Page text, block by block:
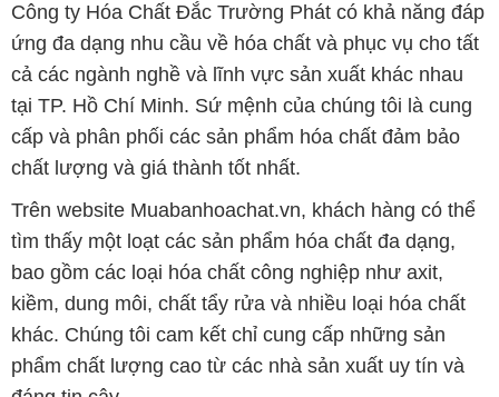
phẩm phù hợp với nhu cầu của họ. Chúng tôi cam
kết mang đến trải nghiệm mua sắm dễ dàng và tin
cậy cho khách hàng.
CÔNG TY XNK TM SX HÓA CHẤT ĐẮC TRƯỜNG PHÁT
Giấy chứng nhận Đăng ký Kinh doanh số 0304188681 do Sở Kế
hoạch và Đầu tư Thành phố Hồ Chí Minh cấp ngày 19-01-2017
🌐MUABANHOACHAT.VN